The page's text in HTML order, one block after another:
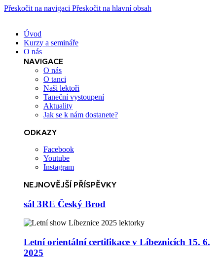
Přeskočit na navigaci Přeskočit na hlavní obsah
Úvod
Kurzy a semináře
O nás
NAVIGACE
O nás
O tanci
Naši lektoři
Taneční vystoupení
Aktuality
Jak se k nám dostanete?
ODKAZY
Facebook
Youtube
Instagram
NEJNOVĚJŠÍ PŘÍSPĚVKY
sál 3RE Český Brod
Letní orientální certifikace v Líbeznicích 15. 6.
2025